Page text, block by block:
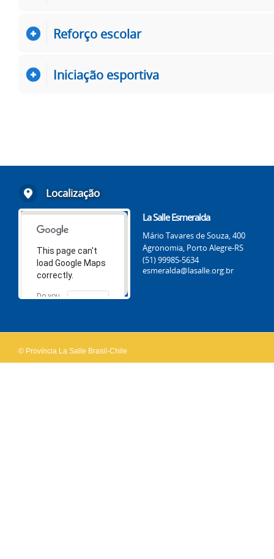
Reforço escolar
Iniciação esportiva
Localização
This page can't
load Google Maps
correctly.
Do you
OK
La Salle Esmeralda
Mário Tavares de Souza, 400
Agronomia, Porto Alegre-RS
(51) 99985-5634
esmeralda@lasalle.org.br
© Província La Salle Brasil-Chile